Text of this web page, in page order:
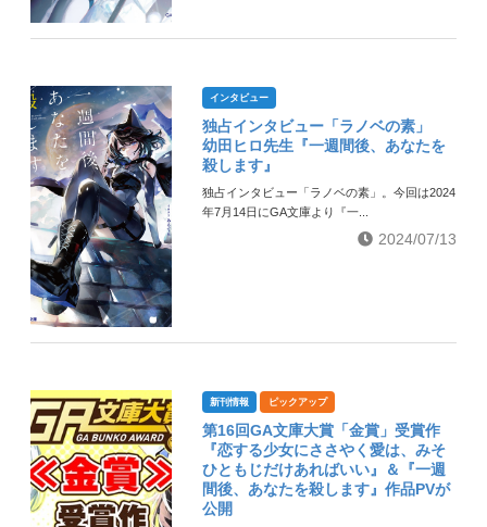
インタビュー
独占インタビュー「ラノベの素」
幼田ヒロ先生『一週間後、あなたを
殺します』
独占インタビュー「ラノベの素」。今回は2024
年7月14日にGA文庫より『一...
2024/07/13
新刊情報 ピックアップ
第16回GA文庫大賞「金賞」受賞作
『恋する少女にささやく愛は、みそ
ひともじだけあればいい』＆『一週
間後、あなたを殺します』作品PVが
公開